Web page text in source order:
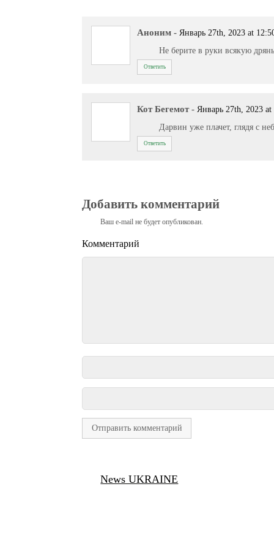
Аноним - Январь 27th, 2023 at
Не берите в руки всякую дрянь.
Ответить
Кот Бегемот - Январь 27th, 2023 at
Дарвин уже плачет, глядя с
Ответить
Добавить комментарий
Ваш e-mail не будет опубликован.
Комментарий
News UKRAINE